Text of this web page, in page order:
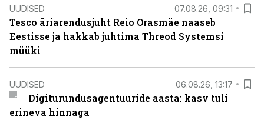
UUDISED 07.08.26, 09:31
Tesco äriarendusjuht Reio Orasmäe naaseb
Eestisse ja hakkab juhtima Threod Systemsi
müüki
UUDISED 06.08.26, 13:17
Digiturundusagentuuride aasta: kasv tuli
erineva hinnaga